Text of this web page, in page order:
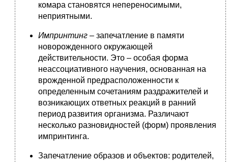
комара становятся непереносимыми,
неприятными.
Импринтинг – запечатление в памяти
новорожденного окружающей
действительности. Это – особая форма
неассоциативного научения, основанная на
врожденной предрасположенности к
определенным сочетаниям раздражителей и
возникающих ответных реакций в ранний
период развития организма. Различают
несколько разновидностей (форм) проявления
импринтинга.
Запечатление образов и объектов: родителей,